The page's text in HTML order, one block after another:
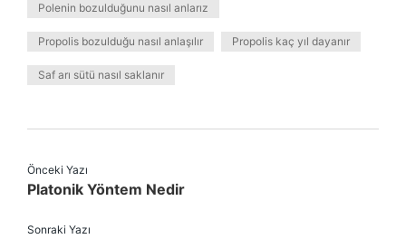
Polenin bozulduğunu nasıl anlarız
Propolis bozulduğu nasıl anlaşılır Propolis kaç yıl dayanır
Saf arı sütü nasıl saklanır
Önceki Yazı
Platonik Yöntem Nedir
Sonraki Yazı